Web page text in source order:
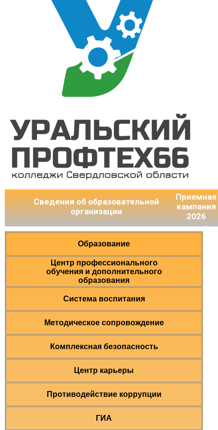
Сведения об образовательной
организации
Приемная
кампания
2026
Образование
Центр профессионального
обучения и дополнительного
образования
Система воспитания
Методическое сопровождение
Комплексная безопасность
Центр карьеры
Противодействие коррупции
ГИА